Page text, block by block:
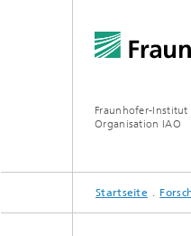
Fraunhofer-
Organisation IAO
ÜBER UNS
FORSCHUNG
Startseite